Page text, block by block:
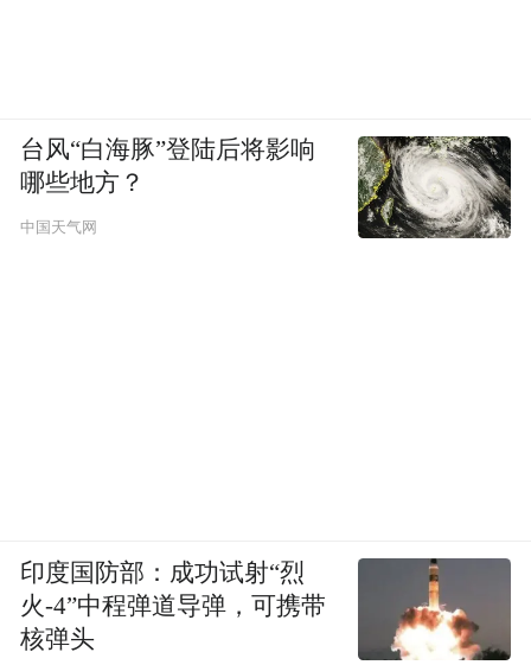
台风“白海豚”登陆后将影响
哪些地方？
中国天气网
印度国防部：成功试射“烈
火-4”中程弹道导弹，可携带
核弹头